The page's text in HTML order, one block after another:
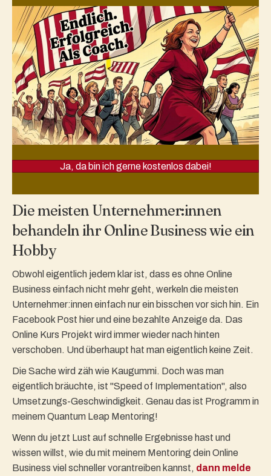
Ja, da bin ich gerne kostenlos dabei!
Die meisten Unternehmer:innen
behandeln ihr Online Business wie ein
Hobby
Obwohl eigentlich jedem klar ist, dass es ohne Online
Business einfach nicht mehr geht, werkeln die meisten
Unternehmer:innen einfach nur ein bisschen vor sich hin. Ein
Facebook Post hier und eine bezahlte Anzeige da. Das
Online Kurs Projekt wird immer wieder nach hinten
verschoben. Und überhaupt hat man eigentlich keine Zeit.
Die Sache wird zäh wie Kaugummi. Doch was man
eigentlich bräuchte, ist "Speed of Implementation", also
Umsetzungs-Geschwindigkeit. Genau das ist Programm in
meinem Quantum Leap Mentoring!
Wenn du jetzt Lust auf schnelle Ergebnisse hast und
wissen willst, wie du mit meinem Mentoring dein Online
Business viel schneller vorantreiben kannst, dann melde